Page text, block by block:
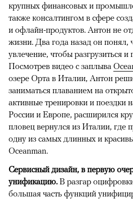
крупных финансовых и
также консалтингом в сфере
и офлайн-продуктов. Антон не
жизни. Два года назад он понял,
увлечение, чтобы разгрузиться и
Посмотрев видео с заплыва
озере Орта в Италии, Антон
заниматься плаванием на
активные тренировки и поездки
России и Европе, расширился
пловец вернулся из Италии,
одну из самых длинных и
Oceanman.
Сервисный дизайн, в первую
унификацию.В разгар
большая часть функций